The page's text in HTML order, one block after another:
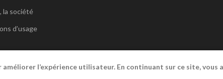
la société
d’usage
l’expérience utilisateur. En continuant sur ce site, vous